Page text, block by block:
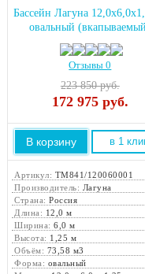
Бассейн Лагуна
овальный
Отзывы 0
223 850 руб.
172 975руб.
В корзину в 1
Артикул: ТМ841/120060001
Производитель: Лагуна
Страна:Россия
Длина: 12,0 м
Ширина:6,0 м
Высота: 1,25 м
Объём: 73,58 м3
Форма: овальный